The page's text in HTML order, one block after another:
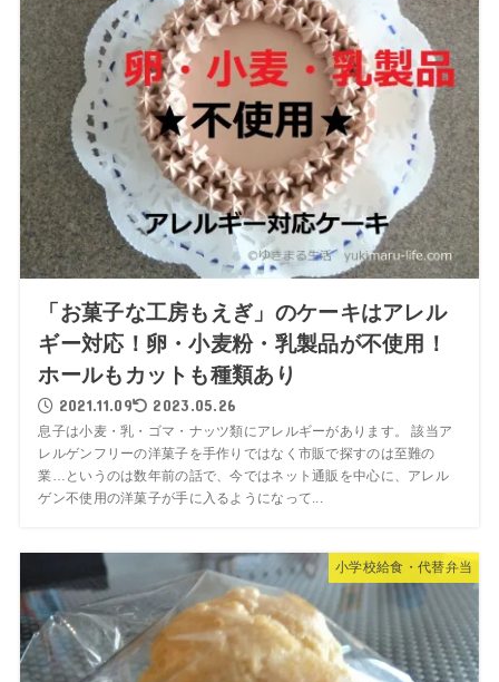
「お菓子な工房もえぎ」のケーキはアレル
ギー対応！卵・小麦粉・乳製品が不使用！
ホールもカットも種類あり
2021.11.09 2023.05.26
息子は小麦・乳・ゴマ・ナッツ類にアレルギーがあります。 該当ア
レルゲンフリーの洋菓子を手作りではなく市販で探すのは至難の
業…というのは数年前の話で、今ではネット通販を中心に、アレル
ゲン不使用の洋菓子が手に入るようになって...
小学校給食・代替弁当